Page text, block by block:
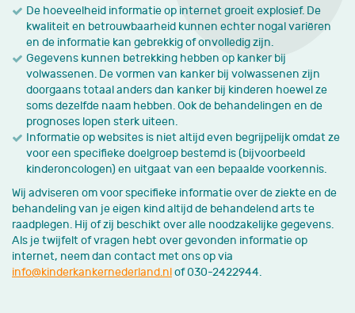
De hoeveelheid informatie op internet groeit explosief. De
kwaliteit en betrouwbaarheid kunnen echter nogal variëren
en de informatie kan gebrekkig of onvolledig zijn.
Gegevens kunnen betrekking hebben op kanker bij
volwassenen. De vormen van kanker bij volwassenen zijn
doorgaans totaal anders dan kanker bij kinderen hoewel ze
soms dezelfde naam hebben. Ook de behandelingen en de
prognoses lopen sterk uiteen.
Informatie op websites is niet altijd even begrijpelijk omdat ze
voor een specifieke doelgroep bestemd is (bijvoorbeeld
kinderoncologen) en uitgaat van een bepaalde voorkennis.
Wij adviseren om voor specifieke informatie over de ziekte en de
behandeling van je eigen kind altijd de behandelend arts te
raadplegen. Hij of zij beschikt over alle noodzakelijke gegevens.
Als je twijfelt of vragen hebt over gevonden informatie op
internet, neem dan contact met ons op via
info@kinderkankernederland.nlof 030-2422944.